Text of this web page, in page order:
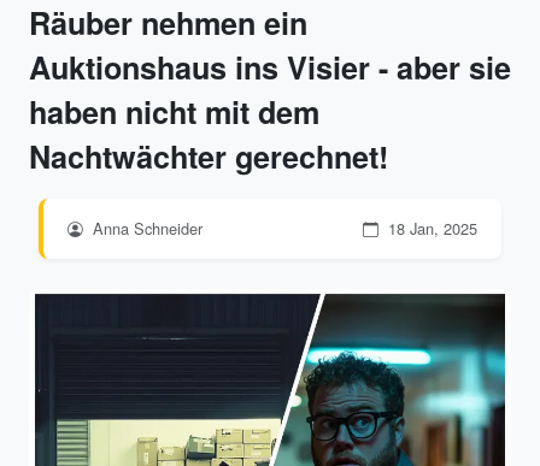
Räuber nehmen ein
Auktionshaus ins Visier - aber sie
haben nicht mit dem
Nachtwächter gerechnet!
Anna Schneider 18 Jan, 2025